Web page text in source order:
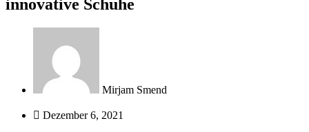
innovative Schuhe
Mirjam Smend
Dezember 6, 2021